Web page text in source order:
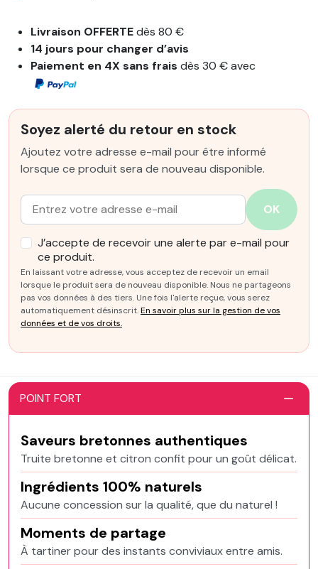
Livraison OFFERTEdès 80 €
14 jours pour changer d’avis
Paiement en 4X sans fraisdès 30 € avec
Soyez alerté du retour en stock
Ajoutez votre adresse e-mail pour être informé
lorsque ce produit sera de nouveau disponible.
Email :
OK
J’accepte de recevoir une alerte par e-mail pour
ce produit.
En laissant votre adresse, vous acceptez de recevoir un email
lorsque le produit sera de nouveau disponible. Nous ne partageons
pas vos données à des tiers. Une fois l'alerte reçue, vous serez
automatiquement désinscrit.En savoir plus sur la gestion de vos
données et de vos droits.
POINT FORT
Saveurs bretonnes authentiques
Truite bretonne et citron confit pour un goût délicat.
Ingrédients 100% naturels
Aucune concession sur la qualité, que du naturel !
Moments de partage
À tartiner pour des instants conviviaux entre amis.